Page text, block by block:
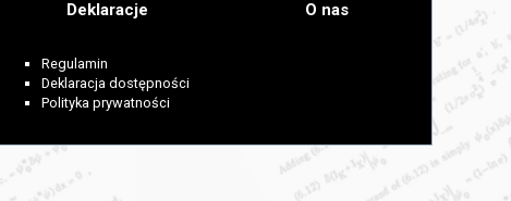
Deklaracje
Regulamin
Deklaracja dostępności
Polityka prywatności
O nas